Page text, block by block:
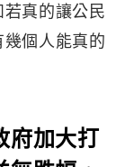
真的讓公民
個人能真的
府加大打